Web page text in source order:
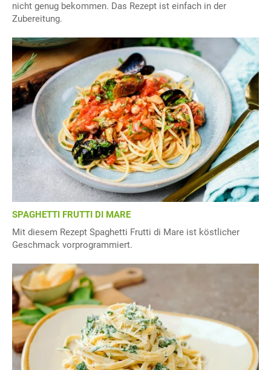
nicht genug bekommen. Das Rezept ist einfach in der
Zubereitung.
SPAGHETTI FRUTTI DI MARE
Mit diesem Rezept Spaghetti Frutti di Mare ist köstlicher
Geschmack vorprogrammiert.